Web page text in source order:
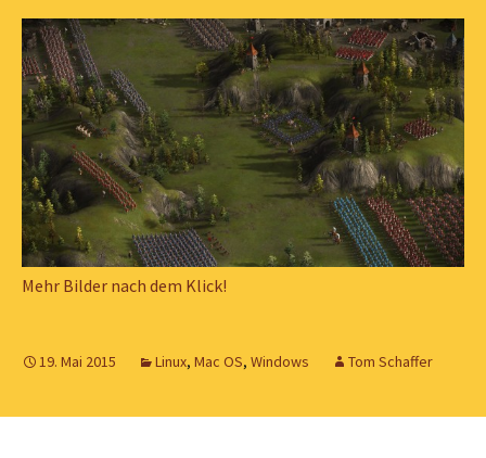
Mehr Bilder nach dem Klick!
19. Mai 2015 Linux, Mac OS, Windows Tom Schaffer